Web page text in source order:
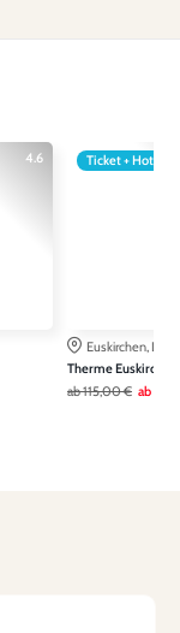
4.6 Ticket + Hotel
Euskirchen, DE
Therme Euskirchen
ab115,00 € ab